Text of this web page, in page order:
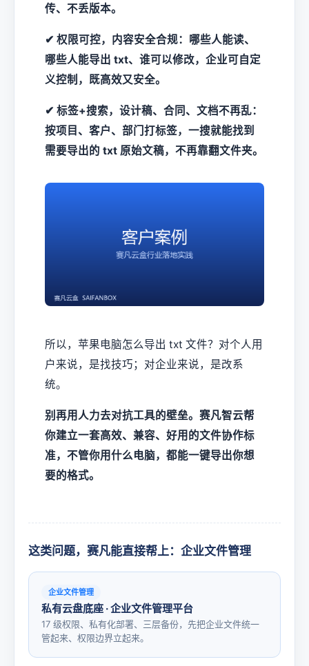
传、不丢版本。
✔ 权限可控，内容安全合规：哪些人能读、
哪些人能导出 txt、谁可以修改，企业可自定
义控制，既高效又安全。
✔ 标签+搜索，设计稿、合同、文档不再乱：
按项目、客户、部门打标签，一搜就能找到
需要导出的 txt 原始文稿，不再靠翻文件夹。
所以，苹果电脑怎么导出 txt 文件？对个人用
户来说，是找技巧；对企业来说，是改系
统。
别再用人力去对抗工具的壁垒。赛凡智云帮
你建立一套高效、兼容、好用的文件协作标
准，不管你用什么电脑，都能一键导出你想
要的格式。
这类问题，赛凡能直接帮上：企业文件管理
企业文件管理
私有云盘底座 · 企业文件管理平台
17 级权限、私有化部署、三层备份，先把企业文件统一
管起来、权限边界立起来。